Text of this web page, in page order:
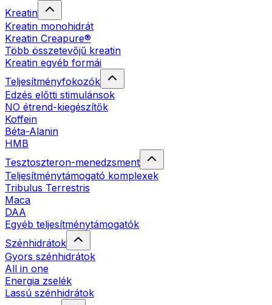
Kreatin
Kreatin monohidrát
Kreatin Creapure®
Több összetevőjű kreatin
Kreatin egyéb formái
Teljesítményfokozók
Edzés előtti stimulánsok
NO étrend-kiegészítők
Koffein
Béta-Alanin
HMB
Tesztoszteron-menedzsment
Teljesítménytámogató komplexek
Tribulus Terrestris
Maca
DAA
Egyéb teljesítménytámogatók
Szénhidrátok
Gyors szénhidrátok
All in one
Energia zselék
Lassú szénhidrátok